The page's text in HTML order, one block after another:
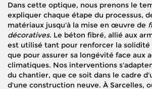
Dans cette optique, nous prenons le
expliquer chaque étape du processus,
matériaux jusqu'à la mise en œuvre de
décoratives. Le béton fibré, allié aux
est utilisé tant pour renforcer la solidité
que pour assurer sa longévité face aux
climatiques. Nos interventions
du chantier, que ce soit dans le cadre
d'une construction neuve. À Sarcelles,